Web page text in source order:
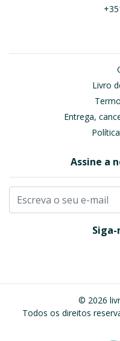
Livro
Entrega,
Assine a
Siga-
© 2026
Todos os direitos